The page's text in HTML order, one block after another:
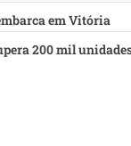
em Vitória
200 mil